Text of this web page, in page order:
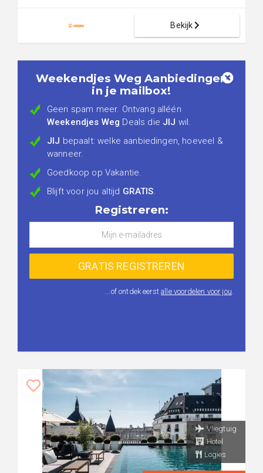
Bekijk
Weekendjes Weg Aanbiedingen
in je mailbox!
Geen spam meer. Ontvang alléén
Weekendjes Weg Deals die JIJ wil.
JIJ bepaalt: welke aanbiedingen, hoeveel &
wanneer.
Goedkoop op Vakantie.
Blijft voor jou altijd GRATIS.
Registreren:
...of ontdek eerstalle voordelen voor jou.
Vliegtuig
Hotel
Logies